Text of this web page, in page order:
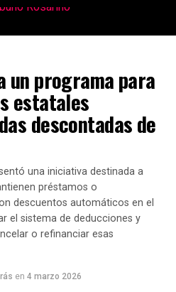
un programa para
estatales
descontadas de
una iniciativa destinada a
préstamos o
descuentos automáticos en el
el sistema de deducciones y
o refinanciar esas
en 4 marzo 2026